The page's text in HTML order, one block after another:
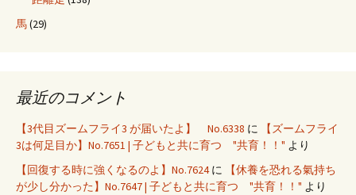
馬(29)
最近のコメント
【3代目ズームフライ3 が届いたよ】 No.6338 に
【ズームフライ
3は何足目か】No.7651 | 子どもと共に育つ "共育！！" より
【回復する時に強くなるのよ】No.7624に
【休養を恐れる氣持ち
が少し分かった】No.7647 | 子どもと共に育つ "共育！！" より